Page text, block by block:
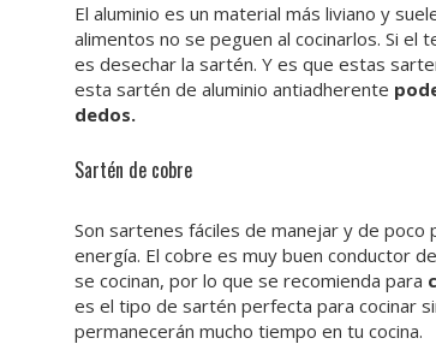
El aluminio es un material más liviano y
alimentos no se peguen al cocinarlos. Si
es desechar la sartén. Y es que estas
esta sartén de aluminio antiadherente
dedos.
Sartén de cobre
Son sartenes fáciles de manejar y de
energía. El cobre es muy buen conductor
se cocinan, por lo que se recomienda para
es el tipo de sartén perfecta para cocinar
permanecerán mucho tiempo en tu cocina.